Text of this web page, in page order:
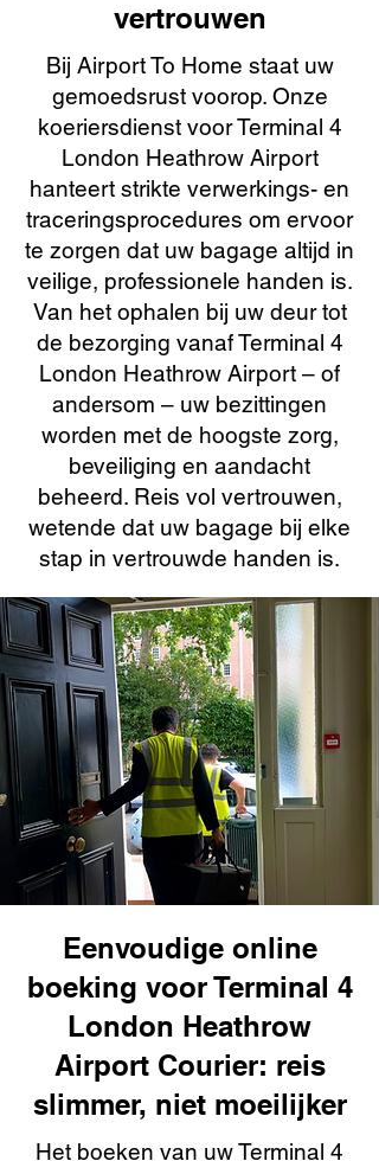
vertrouwen
Bij Airport To Home staat uw
gemoedsrust voorop. Onze
koeriersdienst voor Terminal 4
London Heathrow Airport
hanteert strikte verwerkings- en
traceringsprocedures om ervoor
te zorgen dat uw bagage altijd in
veilige, professionele handen is.
Van het ophalen bij uw deur tot
de bezorging vanaf Terminal 4
London Heathrow Airport – of
andersom – uw bezittingen
worden met de hoogste zorg,
beveiliging en aandacht
beheerd. Reis vol vertrouwen,
wetende dat uw bagage bij elke
stap in vertrouwde handen is.
Eenvoudige online
boeking voor Terminal 4
London Heathrow
Airport Courier: reis
slimmer, niet moeilijker
Het boeken van uw Terminal 4